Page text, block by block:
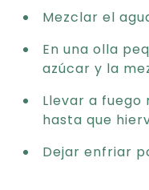
Mezclar el
En una olla
azúcar y la
Llevar a fuego
hasta que
Dejar enfriar